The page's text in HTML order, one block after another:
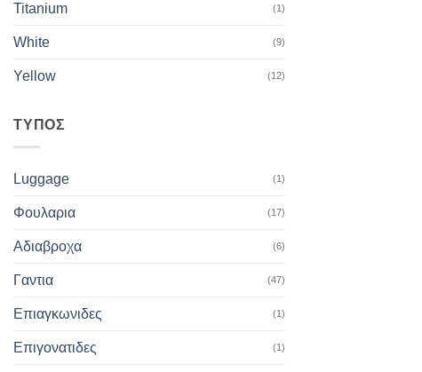
Titanium (1)
White (9)
Yellow (12)
ΤΥΠΟΣ
Luggage (1)
Φουλαρια (17)
Αδιαβροχα (6)
Γαντια (47)
Επιαγκωνιδες (1)
Επιγονατιδες (1)